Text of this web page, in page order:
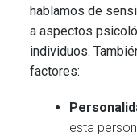
hablamos de
a aspectos
individuos.
factores:
esta